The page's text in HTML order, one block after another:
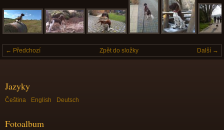
← Předchozí Další →
Zpět do složky
Jazyky
Čeština English Deutsch
Fotoalbum